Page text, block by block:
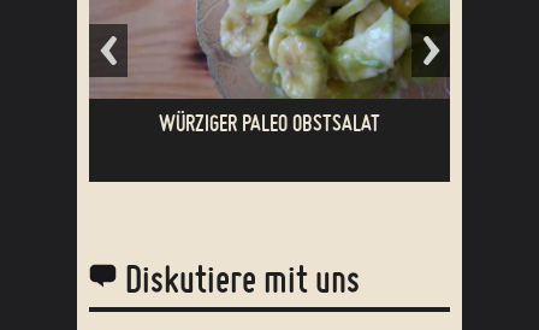
WÜRZIGER PALEO OBSTSALAT
Diskutiere mit uns